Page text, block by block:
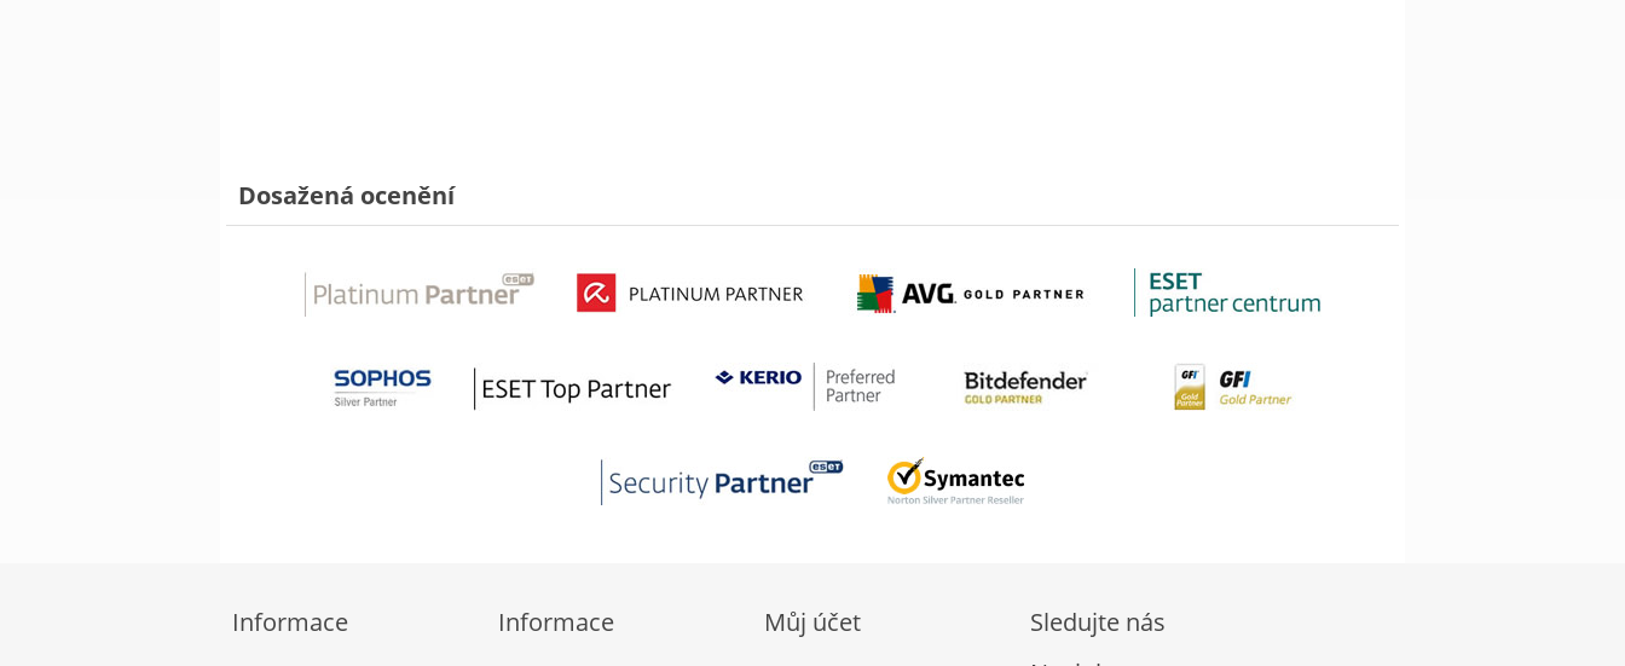
Dosažená ocenění
Informace Informace Můj účet
Sledujte nás